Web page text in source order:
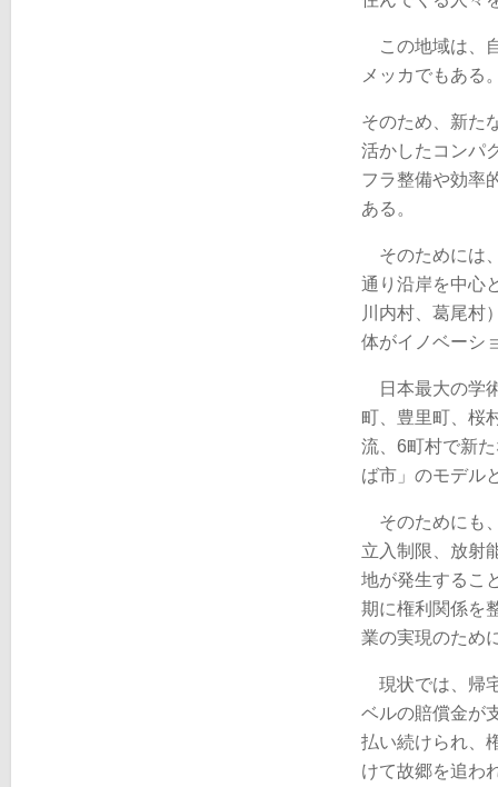
この地域は、
メッカでもある
そのため、新た
活かしたコンパ
フラ整備や効率
ある。
そのためには
通り沿岸を中心
川内村、葛尾村
体がイノベーシ
日本最大の学
町、豊里町、桜
流、6町村で新
ば市」のモデル
そのためにも
立入制限、放射
地が発生するこ
期に権利関係を
業の実現のため
現状では、帰
ベルの賠償金が
払い続けられ、
けて故郷を追わ